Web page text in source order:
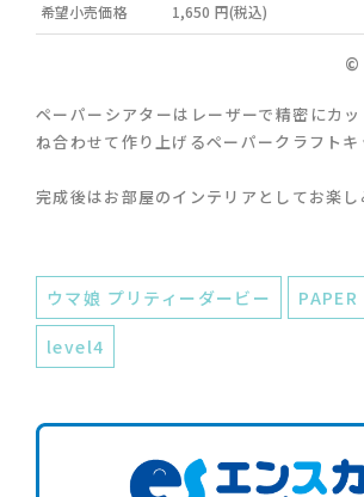
希望小売価格 1,650 円(税込)
©
ペーパーシアターはレーザーで精密にカ
ね合わせて作り上げるペーパークラフトキ
完成後はお部屋のインテリアとしてお楽し
ウマ娘 プリティーダービー
level4